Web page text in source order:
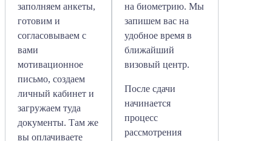
заполняем анкеты,
готовим и
согласовываем с
вами
мотивационное
письмо, создаем
личный кабинет и
загружаем туда
документы. Там же
вы оплачиваете
на биометрию. Мы
запишем вас на
удобное время в
ближайший
визовый центр.
После сдачи
начинается
процесс
рассмотрения